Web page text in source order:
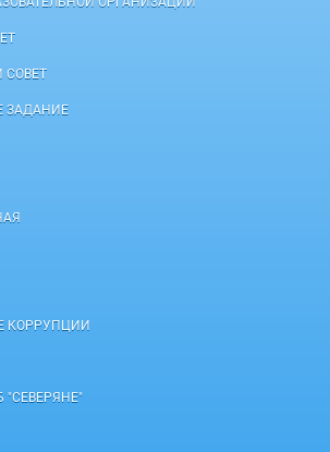
СОВЕТ
ЗАДАНИЕ
КОРРУПЦИИ